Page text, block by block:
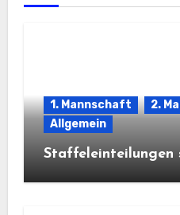
1. Mannschaft
2.
Allgemein
Staffeleinteilungen